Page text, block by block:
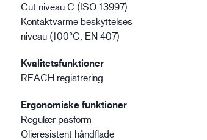
Cut niveau C (ISO 13997)
Kontaktvarme beskyttelses
niveau (100°C, EN 407)
Kvalitetsfunktioner
REACH registrering
Ergonomiske funktioner
Regulær pasform
Olieresistent håndflade